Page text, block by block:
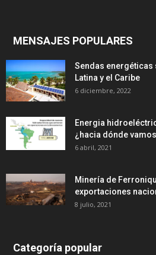
MENSAJES POPULARES
Sendas
Latina y el Caribe
6 diciembre, 2022
Energia
¿hacia dónde
6 abril, 2021
Minería de
exportaciones
8 julio, 2021
Categoría popular